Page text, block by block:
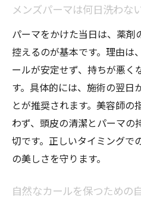
メンズパーマは何日洗わな
パーマをかけた当日は、薬剤
控えるのが基本です。理由は
ールが安定せず、持ちが悪く
す。具体的には、施術の翌日
とが推奨されます。美容師の
わず、頭皮の清潔とパーマの
切です。正しいタイミングで
の美しさを守ります。
自然なカールを保つための